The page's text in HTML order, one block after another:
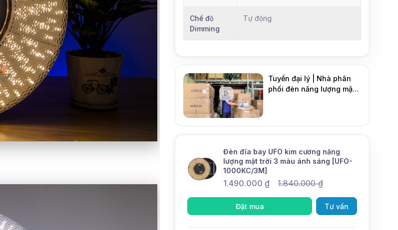
Chế độ
Dimming
Tự động
Tuyển đại lý | Nhà phân
phối đèn năng lượng mặt
Đèn đĩa bay UFO kim cương năng
lượng mặt trời 3 màu ánh sáng [UFO-
1000KC/3M]
1.490.000 ₫ 1.840.000₫
Đặt mua Tư vấn